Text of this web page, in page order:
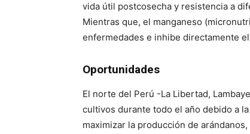
vida útil postcosecha y resistencia a
Mientras que, el manganeso
enfermedades e inhibe directamente
Oportunidades
El norte del Perú -La Libertad,
cultivos durante todo el año debido a
maximizar la producción de